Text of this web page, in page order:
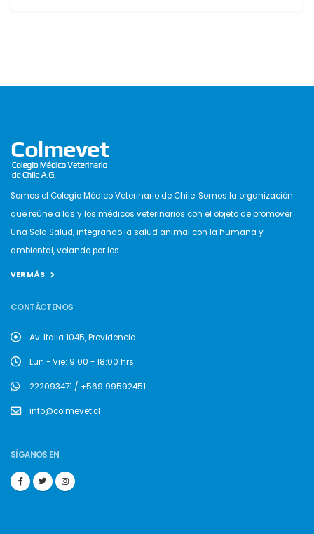
Somos el Colegio Médico Veterinario de Chile. Somos la organización
que reúne a las y los médicos veterinarios con el objeto de promover
Una Sola Salud, integrando la salud animal con la humana y
ambiental, velando por los...
VER MÁS
CONTÁCTENOS
Av. Italia 1045, Providencia
Lun - Vie: 9:00 - 18:00 hrs.
222093471 / +569 99592451
info@colmevet.cl
SÍGANOS EN